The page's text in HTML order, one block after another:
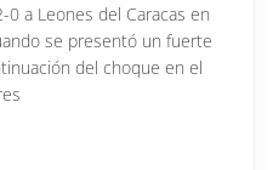
0 a Leones del Caracas en
se presentó un fuerte
del choque en el